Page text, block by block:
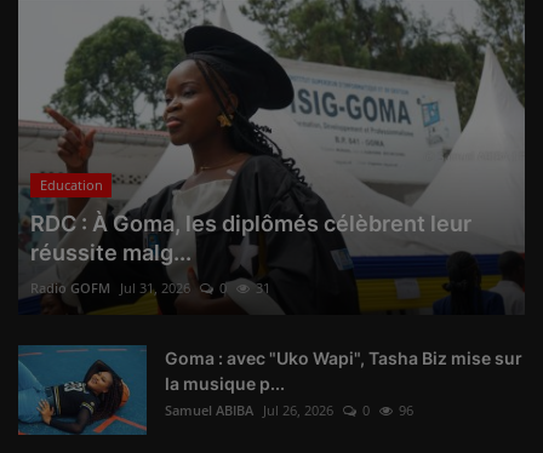
Education
RDC : À Goma, les diplômés célèbrent leur
réussite malg...
Radio GOFM Jul 31, 2026 0 31
Goma : avec "Uko Wapi", Tasha Biz mise sur
la musique p...
Samuel ABIBA Jul 26, 2026 0 96